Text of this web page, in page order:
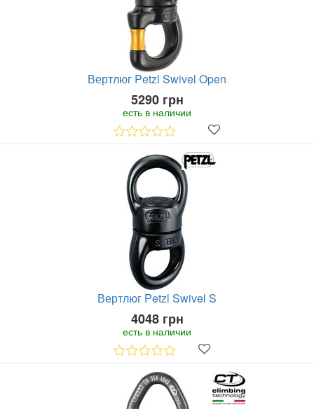
Вертлюг Petzl Swivel Open
5290 грн
есть в наличии
Вертлюг Petzl Swivel S
4048 грн
есть в наличии